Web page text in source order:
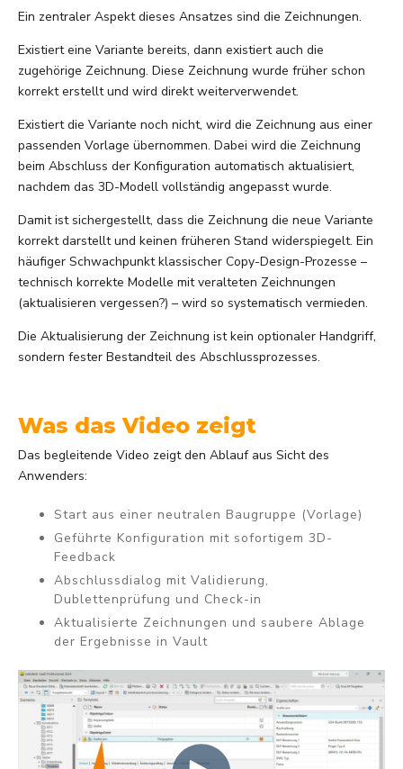
Ein zentraler Aspekt dieses Ansatzes sind die Zeichnungen.
Existiert eine Variante bereits, dann existiert auch die
zugehörige Zeichnung. Diese Zeichnung wurde früher schon
korrekt erstellt und wird direkt weiterverwendet.
Existiert die Variante noch nicht, wird die Zeichnung aus einer
passenden Vorlage übernommen. Dabei wird die Zeichnung
beim Abschluss der Konfiguration automatisch aktualisiert,
nachdem das 3D-Modell vollständig angepasst wurde.
Damit ist sichergestellt, dass die Zeichnung die neue Variante
korrekt darstellt und keinen früheren Stand widerspiegelt. Ein
häufiger Schwachpunkt klassischer Copy-Design-Prozesse –
technisch korrekte Modelle mit veralteten Zeichnungen
(aktualisieren vergessen?) – wird so systematisch vermieden.
Die Aktualisierung der Zeichnung ist kein optionaler Handgriff,
sondern fester Bestandteil des Abschlussprozesses.
Was das Video zeigt
Das begleitende Video zeigt den Ablauf aus Sicht des
Anwenders:
Start aus einer neutralen Baugruppe (Vorlage)
Geführte Konfiguration mit sofortigem 3D-
Feedback
Abschlussdialog mit Validierung,
Dublettenprüfung und Check-in
Aktualisierte Zeichnungen und saubere Ablage
der Ergebnisse in Vault